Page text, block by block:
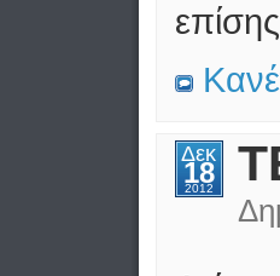
Δεκ
18
2012